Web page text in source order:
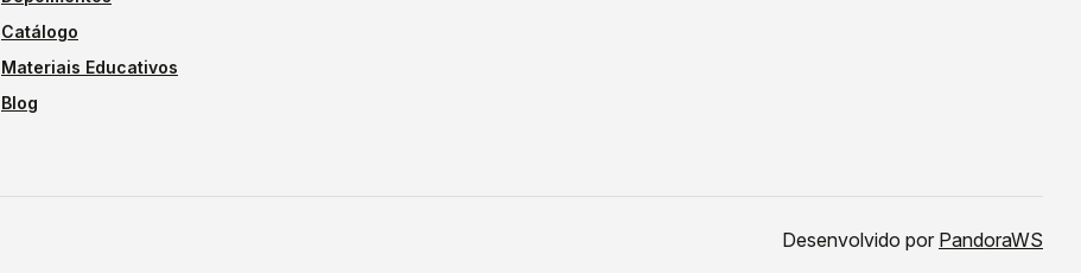
Catálogo
Materiais Educativos
Blog
Desenvolvido por PandoraWS